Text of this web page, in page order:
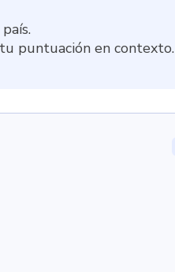
puntuación en contexto.